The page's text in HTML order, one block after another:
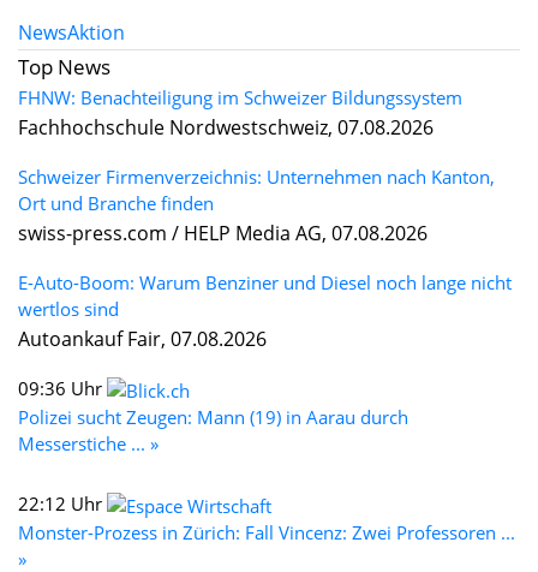
NewsAktion
Top News
FHNW: Benachteiligung im Schweizer Bildungssystem
Fachhochschule Nordwestschweiz, 07.08.2026
Schweizer Firmenverzeichnis: Unternehmen nach Kanton,
Ort und Branche finden
swiss-press.com / HELP Media AG, 07.08.2026
E-Auto-Boom: Warum Benziner und Diesel noch lange nicht
wertlos sind
Autoankauf Fair, 07.08.2026
09:36 Uhr
Polizei sucht Zeugen: Mann (19) in Aarau durch
Messerstiche ... »
22:12 Uhr
Monster-Prozess in Zürich: Fall Vincenz: Zwei Professoren ...
»